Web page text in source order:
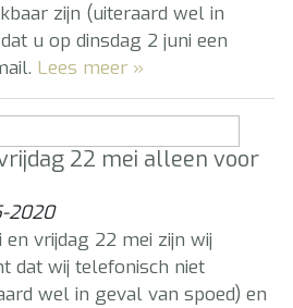
zijn (uiteraard wel in
u op dinsdag 2 juni een
Lees meer »
22 mei alleen voor
2020
en vrijdag 22 mei zijn wij
dat wij telefonisch niet
wel in geval van spoed) en